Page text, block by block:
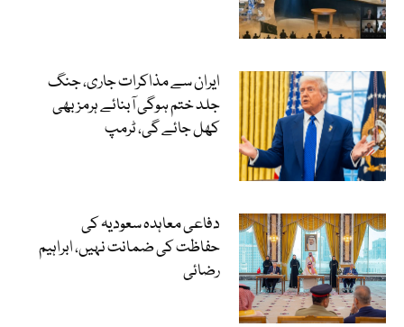
ایران سے مذاکرات جاری، جنگ
جلد ختم ہوگی آبنائے ہرمز بھی
کھل جائے گی، ٹرمپ
دفاعی معاہدہ سعودیہ کی
حفاظت کی ضمانت نہیں، ابراہیم
رضائی